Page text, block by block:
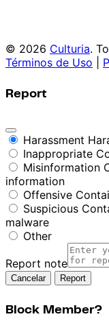
© 2026 Culturia.
Términos de Uso
Report
Harassment
Inappropriate
Misinformation
information
Offensive
Suspicious
malware
Other
Report note
Report
Block Member?